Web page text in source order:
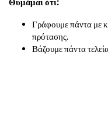
Γράφουμε πάντα με
πρότασης.
Βάζουμε πάντα